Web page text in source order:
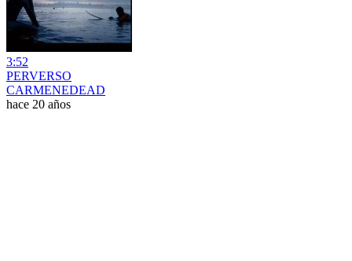
3:52
PERVERSO
CARMENEDEAD
hace 20 años